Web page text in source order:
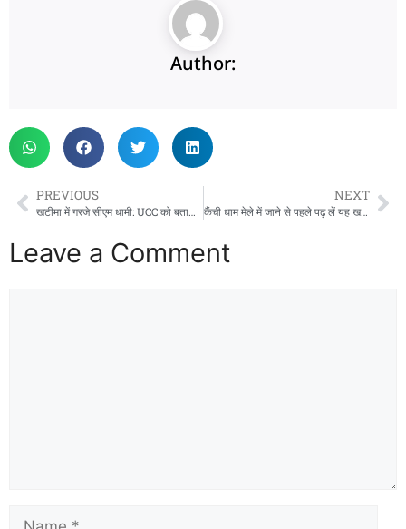
Author:
PREVIOUS
खटीमा में गरजे सीएम धामी: UCC को बताया मां गंगा की धारा, सीमांत क्षेत्रों के विकास का किया बड़ा ऐलान
NEXT
कैंची धाम मेले में जाने से पहले पढ़ लें यह खबर, SSP ने जारी किए महत्वपूर्ण निर्देश
Leave a Comment